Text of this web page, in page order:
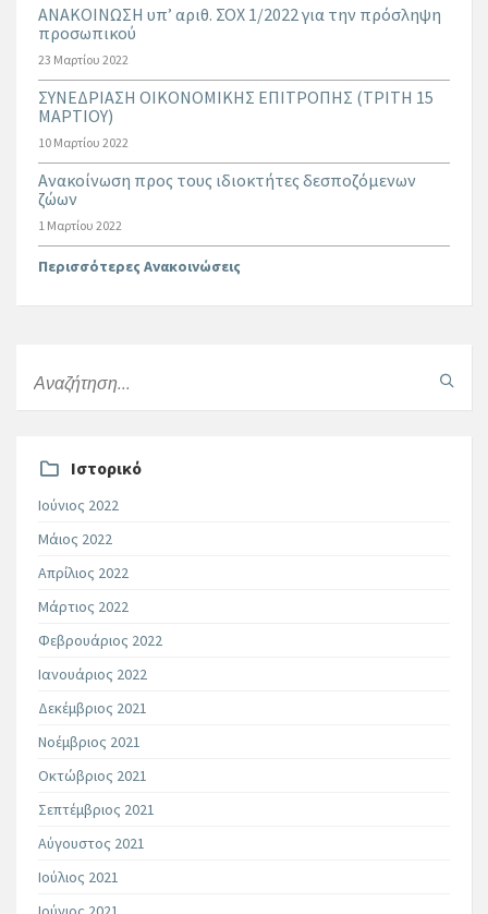
ΑΝΑΚΟΙΝΩΣΗ υπ’ αριθ. ΣΟΧ 1/2022 για την πρόσληψη
προσωπικού
23 Μαρτίου 2022
ΣΥΝΕΔΡΙΑΣΗ ΟΙΚΟΝΟΜΙΚΗΣ ΕΠΙΤΡΟΠΗΣ (ΤΡΙΤΗ 15
ΜΑΡΤΙΟΥ)
10 Μαρτίου 2022
Ανακοίνωση προς τους ιδιοκτήτες δεσποζόμενων
ζώων
1 Μαρτίου 2022
Περισσότερες Ανακοινώσεις
Ιστορικό
Ιούνιος 2022
Μάιος 2022
Απρίλιος 2022
Μάρτιος 2022
Φεβρουάριος 2022
Ιανουάριος 2022
Δεκέμβριος 2021
Νοέμβριος 2021
Οκτώβριος 2021
Σεπτέμβριος 2021
Αύγουστος 2021
Ιούλιος 2021